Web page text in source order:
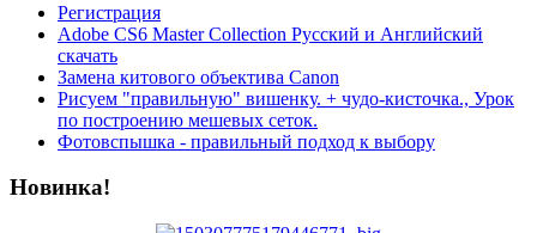
Регистрация
Adobe CS6 Master Collection Русский и Английский
скачать
Замена китового объектива Canon
Рисуем "правильную" вишенку. + чудо-кисточка., Урок
по построению мешевых сеток.
Фотовспышка - правильный подход к выбору
Новинка!